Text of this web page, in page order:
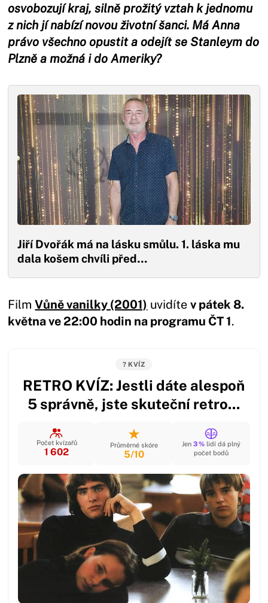
osvobozují kraj, silně prožitý vztah k jednomu
z nich jí nabízí novou životní šanci. Má Anna
právo všechno opustit a odejít se Stanleym do
Plzně a možná i do Ameriky?
Jiří Dvořák má na lásku smůlu. 1. láska mu
dala košem chvíli před…
FilmVůně vanilky (2001) uvidítev pátek 8.
května ve 22:00 hodin na programu ČT 1.
? KVÍZ
RETRO KVÍZ: Jestli dáte alespoň
5 správně, jste skuteční retro...
Počet kvízařů
1 602
Průměrné skóre
5/10
Jen3 % lidí dá plný
počet bodů